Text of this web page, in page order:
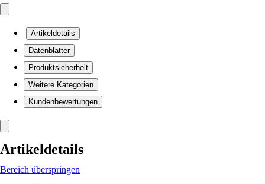
Artikeldetails
Datenblätter
Produktsicherheit
Weitere Kategorien
Kundenbewertungen
Artikeldetails
Bereich überspringen